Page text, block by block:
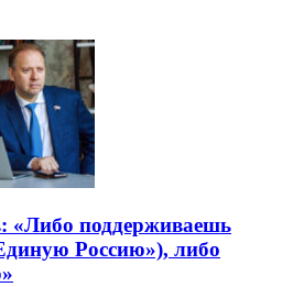
«Либо поддерживаешь
Россию»), либо